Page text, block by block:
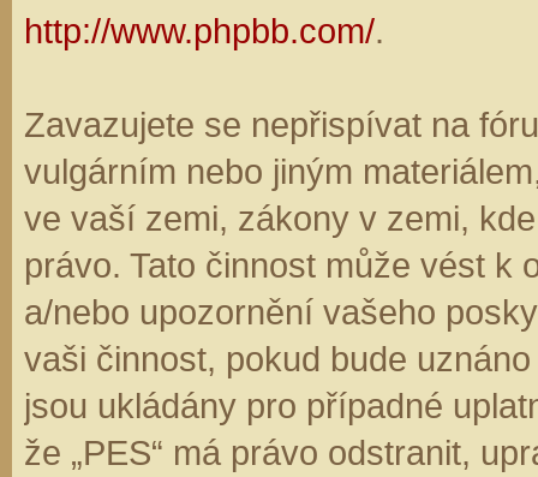
http://www.phpbb.com/.
Zavazujete se nepřispívat na
vulgárním nebo jiným
ve vaší zemi, zákony v zemi,
právo. Tato činnost může vést k
a/nebo upozornění vašeho
vaši činnost, pokud bude
jsou ukládány pro případné
že „PES“ má právo odstranit,